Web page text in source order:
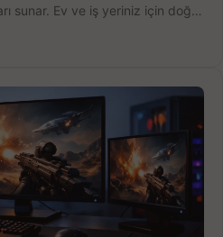
sunar. Ev ve iş yeriniz için doğru